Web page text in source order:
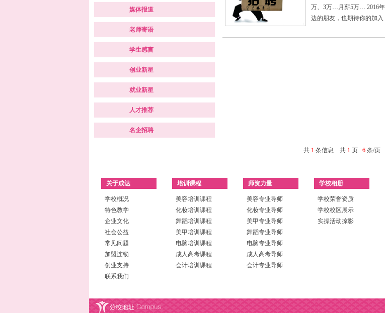
媒体报道
老师寄语
学生感言
创业新星
就业新星
人才推荐
名企招聘
万、3万…月薪5万… 2016
边的朋友，也期待你的加入
共 1 条信息 共 1 页 6 条/页
关于成达 培训课程 师资力量 学校相册
学校概况
特色教学
企业文化
社会公益
常见问题
加盟连锁
创业支持
联系我们
美容培训课程
化妆培训课程
舞蹈培训课程
美甲培训课程
电脑培训课程
成人高考课程
会计培训课程
美容专业导师
化妆专业导师
美甲专业导师
舞蹈专业导师
电脑专业导师
成人高考导师
会计专业导师
学校荣誉资质
学校校区展示
实操活动掠影